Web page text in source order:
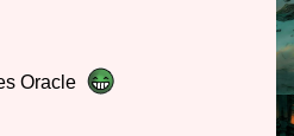
Oracle